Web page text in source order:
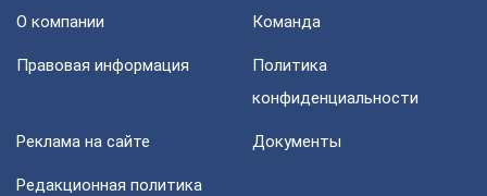
О компании Команда
Правовая информация
Политика
конфиденциальности
Реклама на сайте Документы
Редакционная политика